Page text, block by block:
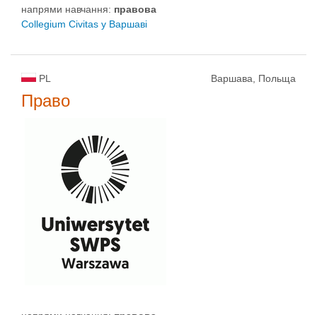
напрями навчання: правовa
Collegium Civitas у Варшаві
PL Варшава, Польща
Право